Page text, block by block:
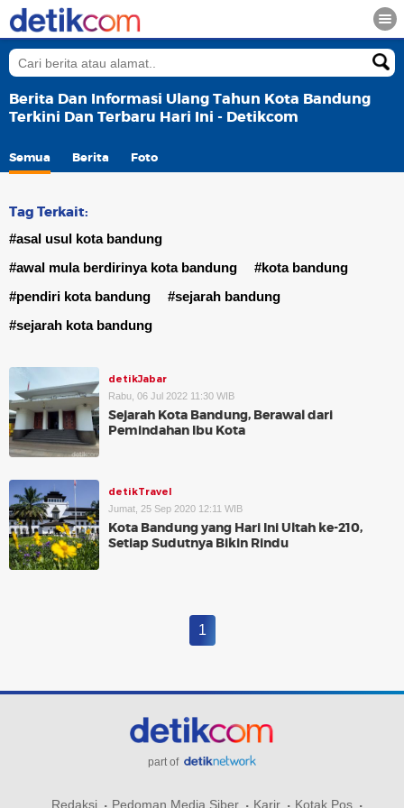
Berita Dan Informasi Ulang Tahun Kota Bandung
Terkini Dan Terbaru Hari Ini - Detikcom
Semua Berita Foto
Tag Terkait:
#asal usul kota bandung
#awal mula berdirinya kota bandung
#kota bandung
#pendiri kota bandung
#sejarah bandung
#sejarah kota bandung
detikJabar
Rabu, 06 Jul 2022 11:30 WIB
Sejarah Kota Bandung, Berawal dari
Pemindahan Ibu Kota
detikTravel
Jumat, 25 Sep 2020 12:11 WIB
Kota Bandung yang Hari Ini Ultah ke-210,
Setiap Sudutnya Bikin Rindu
1
part of
Redaksi Pedoman Media Siber Karir Kotak Pos